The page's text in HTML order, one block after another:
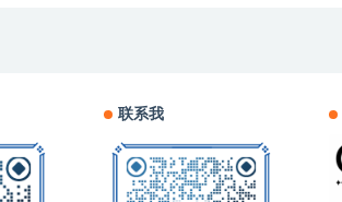
联系我